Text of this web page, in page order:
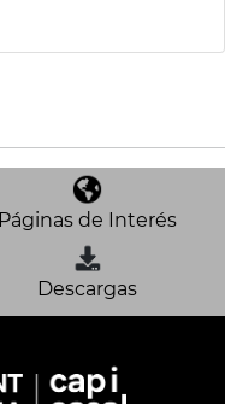
Páginas de Interés
Descargas